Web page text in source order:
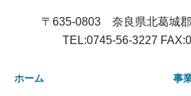
〒635-0803 奈良県北葛城
TEL:0745-56-3227
ホーム 事